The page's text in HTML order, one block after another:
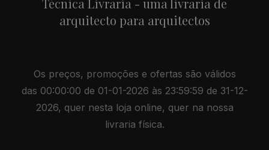
Técnica Livraria - uma livraria de
arquitecto para arquitectos
Os preços, promoções e ofertas são válidos
das 00:00:00 de 01-01-2026 às 23:59:59 de 31-12-
2026, quer nesta loja online, quer na nossa
livraria física.